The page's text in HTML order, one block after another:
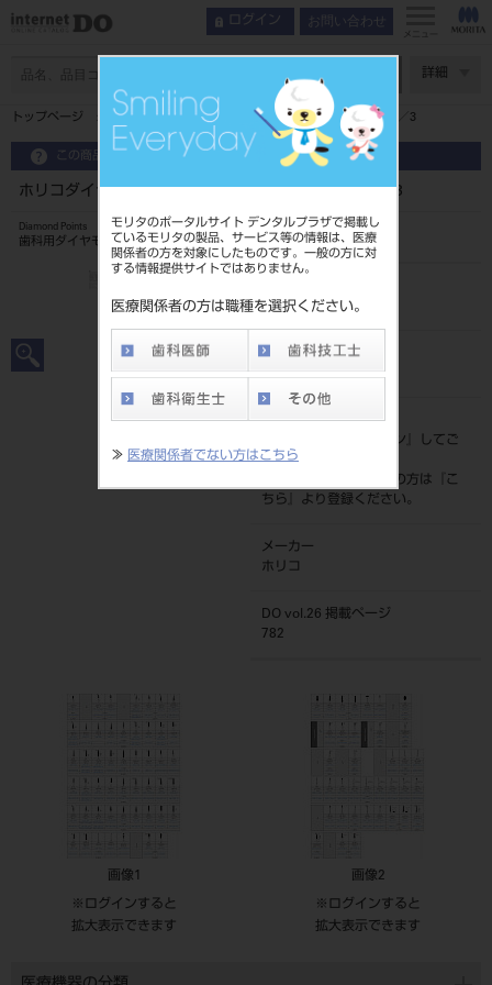
モリタのポータルサイト デンタルプラザで掲載し
ているモリタの製品、サービス等の情報は、医療
関係者の方を対象にしたものです。一般の方に対
する情報提供サイトではありません。
医療関係者の方は職種を選択ください。
≫ 医療関係者でない方はこちら
ログイン お問い合わせ
メニュー
詳細
トップページ ホリコダイヤポイントFG K型・K分数型 7入 K4／3
この商品に関するお問い合わせ
ホリコダイヤポイントFG K型・K分数型 7入 K4／3
Diamond Points
歯科用ダイヤモンドバー
2065109804/3
JAN/EANコード
標準価格
ログイン
』してご
覧ください。
ネット会員登録がまだの方は『
こ
ちら
』より登録ください。
メーカー
ホリコ
DO vol.26 掲載ページ
782
画像1
※ログインすると
拡大表示できます
画像2
※ログインすると
拡大表示できます